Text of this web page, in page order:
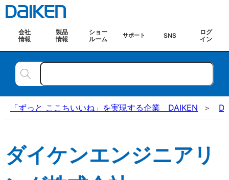
会社
情報
製品
情報
ショー
ルーム
サポート SNS
ログ
イン
「ずっと ここちいいね」を実現する企業 DAIKEN
ダイケンエンジニアリ